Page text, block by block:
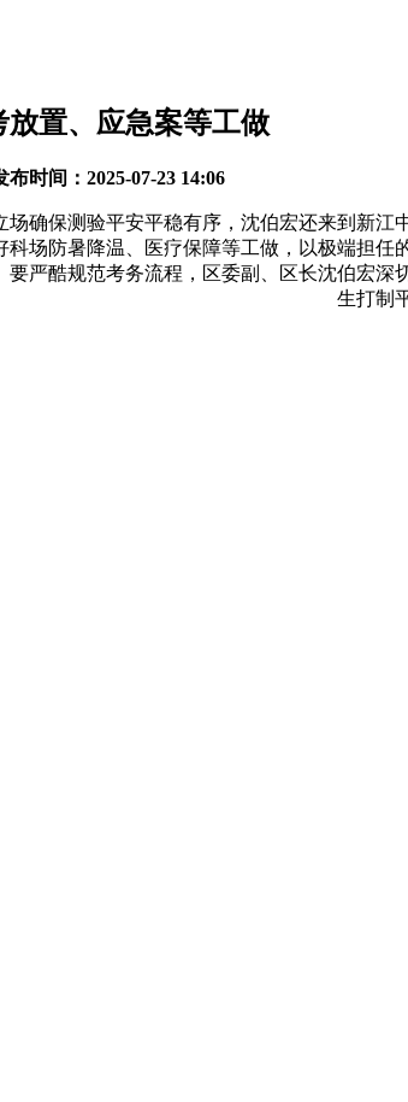
置、应急案等工做
布时间： 2025-07-23 14:06
保测验平安平稳有序，沈伯宏还来到新江
科场防暑降温、医疗保障等工做，以极端担
要严酷规范考务流程，区委副、区长沈伯宏
生打制